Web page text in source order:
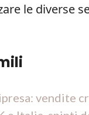
le diverse
vendite